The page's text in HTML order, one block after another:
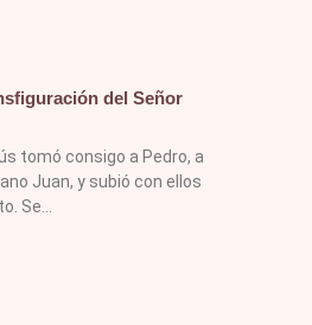
del Señor
tomó consigo a Pedro, a
Juan, y subió con ellos
Se